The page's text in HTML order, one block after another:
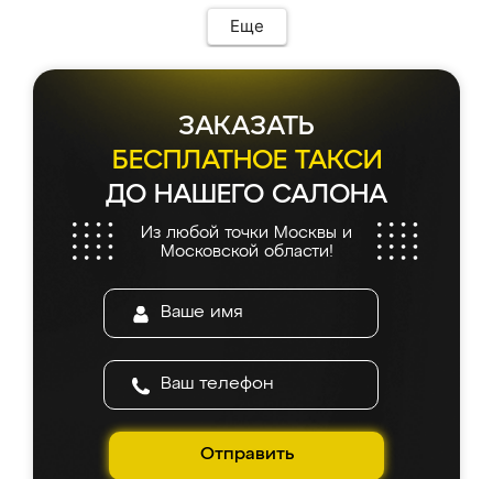
Еще
ЗАКАЗАТЬ
БЕСПЛАТНОЕ ТАКСИ
ДО НАШЕГО САЛОНА
Из любой точки Москвы и
Московской области!
Отправить